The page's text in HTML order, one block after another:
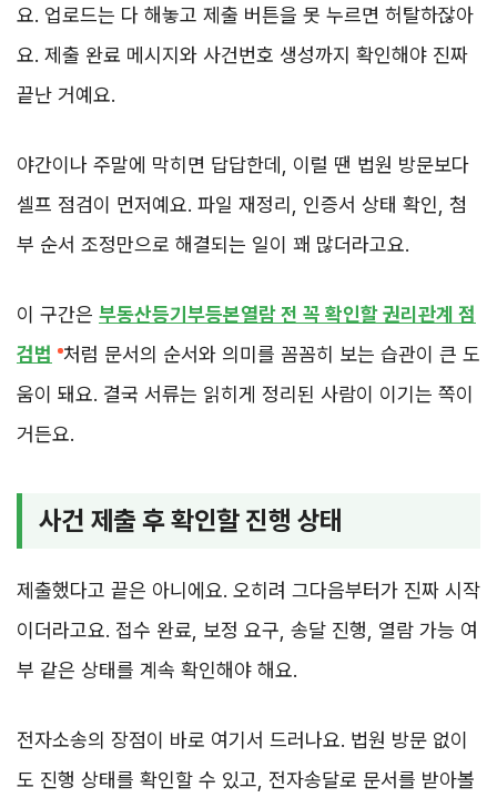
요. 업로드는 다 해놓고 제출 버튼을 못 누르면 허탈하잖아
요. 제출 완료 메시지와 사건번호 생성까지 확인해야 진짜
끝난 거예요.
야간이나 주말에 막히면 답답한데, 이럴 땐 법원 방문보다
셀프 점검이 먼저예요. 파일 재정리, 인증서 상태 확인, 첨
부 순서 조정만으로 해결되는 일이 꽤 많더라고요.
이 구간은 부동산등기부등본열람 전 꼭 확인할 권리관계 점
검법
처럼 문서의 순서와 의미를 꼼꼼히 보는 습관이 큰 도
움이 돼요. 결국 서류는 읽히게 정리된 사람이 이기는 쪽이
거든요.
사건 제출 후 확인할 진행 상태
제출했다고 끝은 아니에요. 오히려 그다음부터가 진짜 시작
이더라고요. 접수 완료, 보정 요구, 송달 진행, 열람 가능 여
부 같은 상태를 계속 확인해야 해요.
전자소송의 장점이 바로 여기서 드러나요. 법원 방문 없이
도 진행 상태를 확인할 수 있고, 전자송달로 문서를 받아볼